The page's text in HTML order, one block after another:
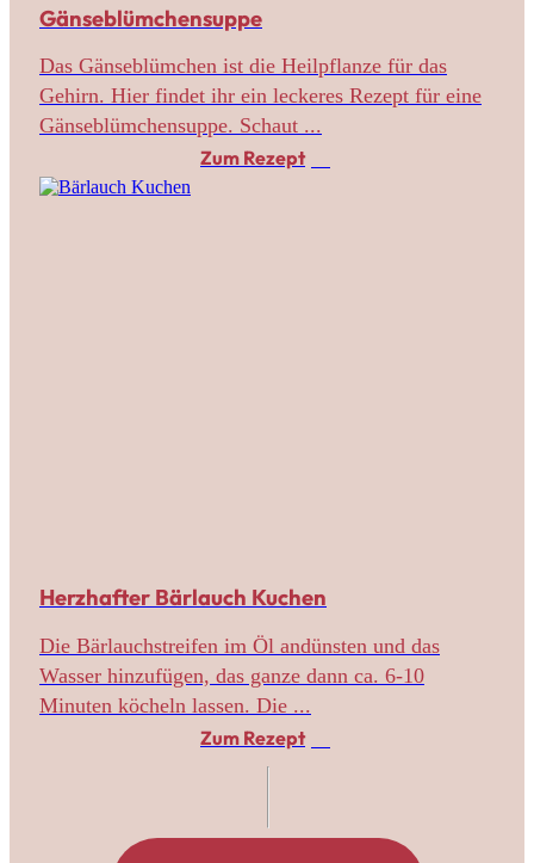
Gänseblümchensuppe
Das Gänseblümchen ist die Heilpflanze für das
Gehirn. Hier findet ihr ein leckeres Rezept für eine
Gänseblümchensuppe. Schaut ...
Zum Rezept
Herzhafter Bärlauch Kuchen
Die Bärlauchstreifen im Öl andünsten und das
Wasser hinzufügen, das ganze dann ca. 6-10
Minuten köcheln lassen. Die ...
Zum Rezept